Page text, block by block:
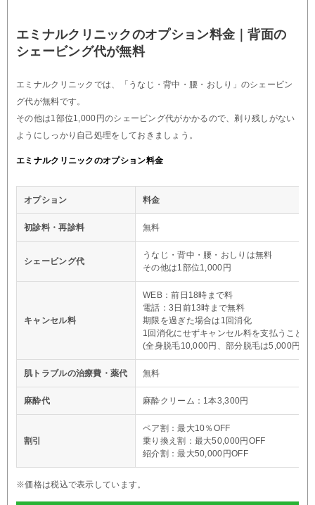
エミナルクリニックのオプション料金｜背面の
シェービング代が無料
エミナルクリニックでは、「うなじ・背中・腰・おしり」のシェービン
グ代が無料です。
その他は1部位1,000円のシェービング代がかかるので、剃り残しがない
ようにしっかり自己処理をしておきましょう。
エミナルクリニックのオプション料金
オプション 料金
初診料・再診料 無料
シェービング代
うなじ・背中・腰・おしりは無料
その他は1部位1,000円
キャンセル料
WEB：前日18時まで料
電話：3日前13時まで無料
期限を過ぎた場合は1回消化
1回消化にせずキャンセル料を支払うことも
(全身脱毛10,000円、部分脱毛は5,000円)
肌トラブルの治療費・薬代 無料
麻酔代 麻酔クリーム：1本3,300円
割引
ペア割：最大10％OFF
乗り換え割：最大50,000円OFF
紹介割：最大50,000円OFF
※価格は税込で表示しています。